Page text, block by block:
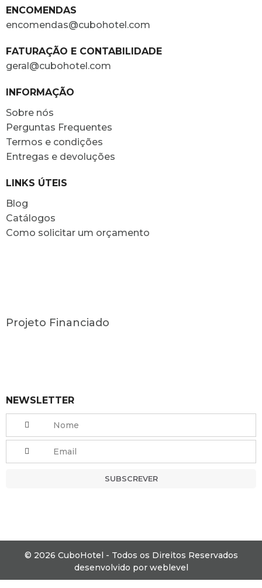
ENCOMENDAS
encomendas@cubohotel.com
FATURAÇÃO E CONTABILIDADE
geral@cubohotel.com
INFORMAÇÃO
Sobre nós
Perguntas Frequentes
Termos e condições
Entregas e devoluções
LINKS ÚTEIS
Blog
Catálogos
Como solicitar um orçamento
Projeto Financiado
NEWSLETTER
SUBSCREVER
© 2026 CuboHotel - Todos os Direitos Reservados
desenvolvido por weblevel